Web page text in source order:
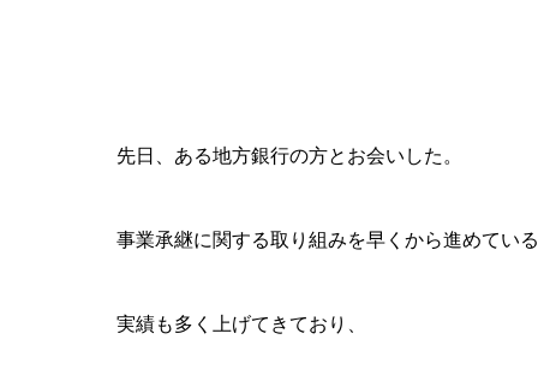
先日、ある地方銀行の方とお会いした。
事業承継に関する取り組みを早くから進めている
実績も多く上げてきており、